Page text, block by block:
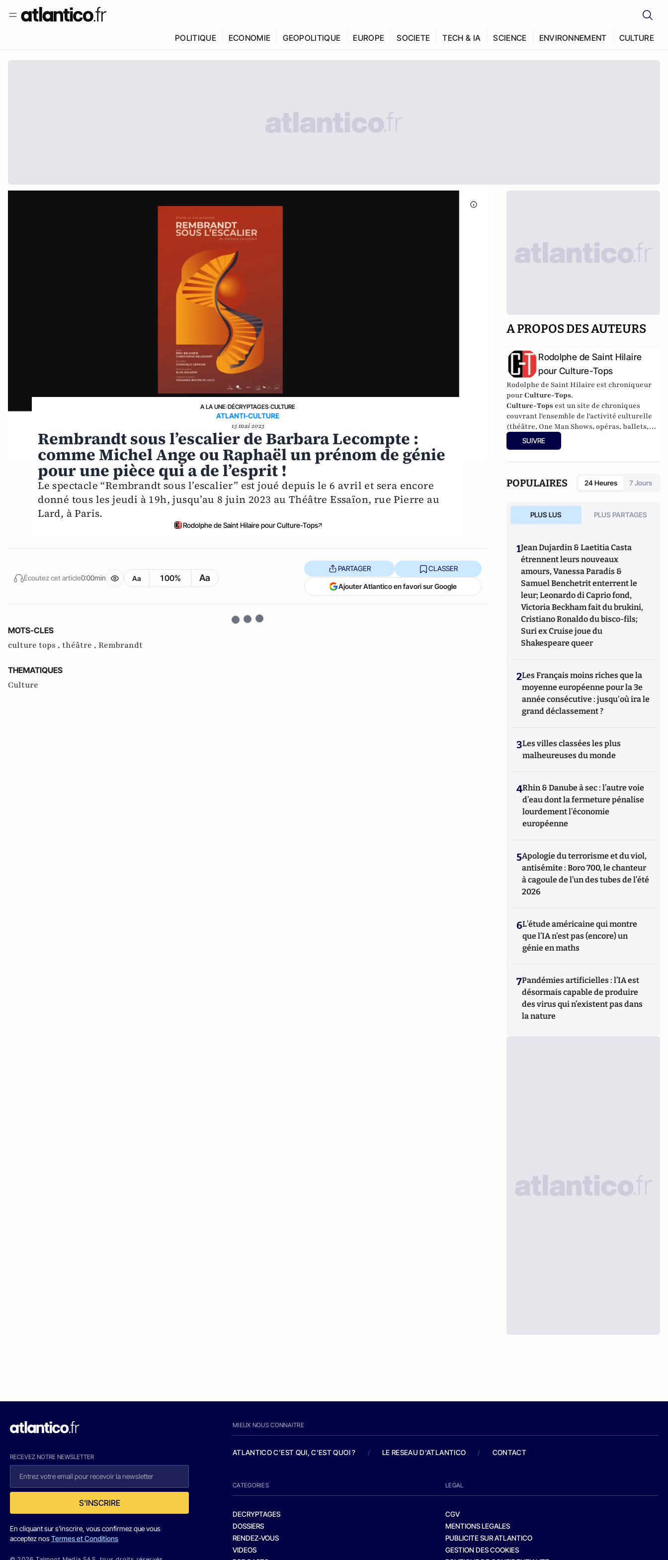
POLITIQUE ECONOMIE GEOPOLITIQUE EUROPE SOCIETE TECH & IA SCIENCE ENVIRONNEMENT CULTURE
A LA UNE›DÉCRYPTAGES›CULTURE
ATLANTI-CULTURE
13 mai 2023
Rembrandt sous l’escalier de Barbara Lecompte :
comme Michel Ange ou Raphaël un prénom de génie
pour une pièce qui a de l’esprit !
Le spectacle “Rembrandt sous l’escalier” est joué depuis le 6 avril et sera encore
donné tous les jeudi à 19h, jusqu’au 8 juin 2023 au Théâtre Essaïon, rue Pierre au
Lard, à Paris.
Rodolphe de Saint Hilaire pour Culture-Tops
Écoutez cet article0:00min Aa 100% Aa
PARTAGER CLASSER
Ajouter Atlantico en favori sur Google
MOTS-CLES
culture tops , théâtre , Rembrandt
THEMATIQUES
Culture
A PROPOS DES AUTEURS
Rodolphe de Saint Hilaire
pour Culture-Tops
Rodolphe de Saint Hilaire est chroniqueur
pourCulture-Tops.
Culture-Tops est un site de chroniques
couvrant l'ensemble de l'activité culturelle
(théâtre, One Man Shows, opéras, ballets,
spectacles divers, cinéma, expos, livres,
etc.).
SUIVRE
POPULAIRES 24 Heures 7 Jours
PLUS LUS PLUS PARTAGES
1Jean Dujardin & Laetitia Casta
étrennent leurs nouveaux
amours, Vanessa Paradis &
Samuel Benchetrit enterrent le
leur; Leonardo di Caprio fond,
Victoria Beckham fait du brukini,
Cristiano Ronaldo du bisco-fils;
Suri ex Cruise joue du
Shakespeare queer
2Les Français moins riches que la
moyenne européenne pour la 3e
année consécutive : jusqu'où ira le
grand déclassement ?
3Les villes classées les plus
malheureuses du monde
4Rhin & Danube à sec : l’autre voie
d’eau dont la fermeture pénalise
lourdement l’économie
européenne
5Apologie du terrorisme et du viol,
antisémite : Boro 700, le chanteur
à cagoule de l’un des tubes de l’été
2026
6L’étude américaine qui montre
que l’IA n’est pas (encore) un
génie en maths
7Pandémies artificielles : l’IA est
désormais capable de produire
des virus qui n’existent pas dans
la nature
RECEVEZ NOTRE NEWSLETTER
S'INSCRIRE
En cliquant sur s'inscrire, vous confirmez que vous
acceptez nosTermes et Conditions
MIEUX NOUS CONNAITRE
ATLANTICO C'EST QUI, C'EST QUOI ? / LE RESEAU D'ATLANTICO / CONTACT
CATEGORIES
DECRYPTAGES
DOSSIERS
RENDEZ-VOUS
VIDEOS
LEGAL
CGV
MENTIONS LEGALES
PUBLICITE SUR ATLANTICO
GESTION DES COOKIES